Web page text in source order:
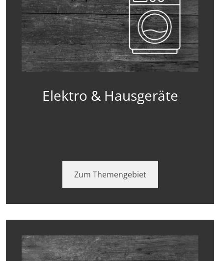
Elektro & Hausgeräte
Zum Themengebiet